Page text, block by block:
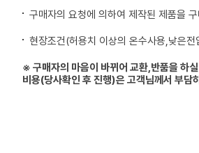
구매자의 요청에 의하여 제작된 제품을
현장조건(허용치 이상의 온수사용,낮은
※ 구매자의 마음이 바뀌어 교환,반품을 하
비용(당사확인 후 진행)은 고객님께서 부담